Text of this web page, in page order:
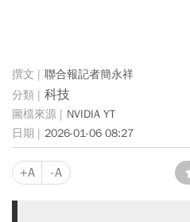
聯合報記者簡永祥
科技
NVIDIA YT
2026-01-06 08:27
+A -A